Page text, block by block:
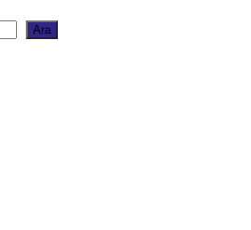
Ara